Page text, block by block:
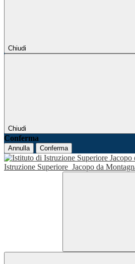
Chiudi
Chiudi
Conferma
Annulla Conferma
Istruzione Superiore Jacopo da